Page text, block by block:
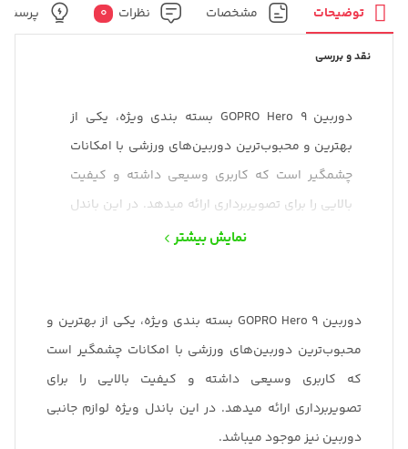
توضیحات مشخصات نظرات 0 پرسش
نقد و بررسی
دوربین GOPRO Hero 9 بسته بندی ویژه، یکی از
بهترین و محبوب‌ترین دوربین‌های ورزشی با امکانات
چشمگیر است که کاربری وسیعی داشته و کیفیت
بالایی را برای تصویربرداری ارائه میدهد. در این باندل
ویژه لوازم جانبی دوربین نیز موجود میباشد.
نمایش بیشتر
دوربین GOPRO Hero 9 بسته بندی ویژه، یکی از بهترین و
محبوب‌ترین دوربین‌های ورزشی با امکانات چشمگیر است
که کاربری وسیعی داشته و کیفیت بالایی را برای
تصویربرداری ارائه میدهد. در این باندل ویژه لوازم جانبی
دوربین نیز موجود میباشد.